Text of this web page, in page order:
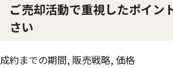
ご売却活動で重視したポイン
さい
成約までの期間, 販売戦略, 価格